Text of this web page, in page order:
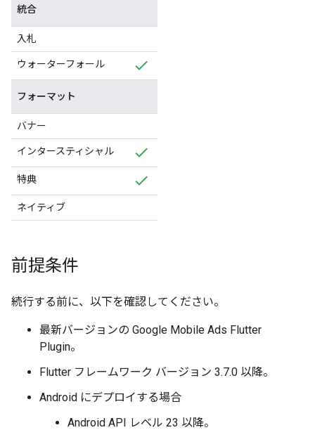
統合
入札
ウォーターフォール
フォーマット
バナー
インタースティシャル
特典
ネイティブ
前提条件
続行する前に、以下を確認してください。
最新バージョンの Google Mobile Ads Flutter
Plugin。
Flutter フレームワーク バージョン 3.7.0 以降。
Android にデプロイする場合
Android API レベル 23 以降。